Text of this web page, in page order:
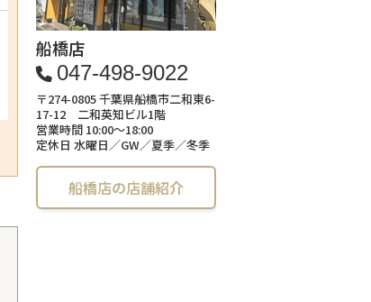
船橋店
047-498-9022
〒274-0805 千葉県船橋市二和東6-
17-12 二和英知ビル1階
営業時間 10:00～18:00
定休日 水曜日／GW／夏季／冬季
船橋店の店舗紹介